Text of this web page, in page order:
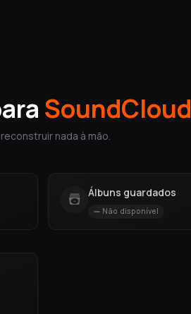
SoundCloud
nada à mão.
Álbuns guardados
Não disponível